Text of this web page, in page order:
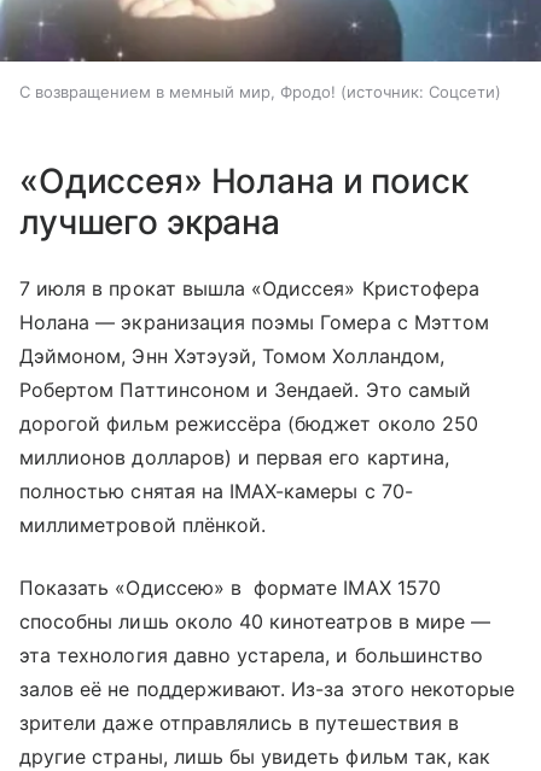
С возвращением в мемный мир, Фродо! источник: Соцсети
«Одиссея» Нолана и поиск
лучшего экрана
7 июля в прокат вышла «Одиссея» Кристофера
Нолана — экранизация поэмы Гомера с Мэттом
Дэймоном, Энн Хэтэуэй, Томом Холландом,
Робертом Паттинсоном и Зендаей. Это самый
дорогой фильм режиссёра (бюджет около 250
миллионов долларов) и первая его картина,
полностью снятая на IMAX-камеры с 70-
миллиметровой плёнкой.
Показать «Одиссею» в формате IMAX 1570
способны лишь около 40 кинотеатров в мире —
эта технология давно устарела, и большинство
залов её не поддерживают. Из-за этого некоторые
зрители даже отправлялись в путешествия в
другие страны, лишь бы увидеть фильм так, как